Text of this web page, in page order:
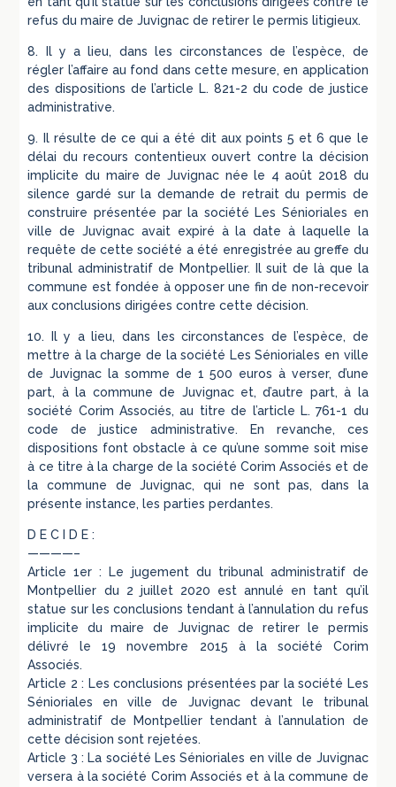
refus du maire de Juvignac de retirer le permis litigieux.
8. Il y a lieu, dans les circonstances de l’espèce, de
régler l’affaire au fond dans cette mesure, en application
des dispositions de l’article L. 821-2 du code de justice
administrative.
9. Il résulte de ce qui a été dit aux points 5 et 6 que le
délai du recours contentieux ouvert contre la décision
implicite du maire de Juvignac née le 4 août 2018 du
silence gardé sur la demande de retrait du permis de
construire présentée par la société Les Sénioriales en
ville de Juvignac avait expiré à la date à laquelle la
requête de cette société a été enregistrée au greffe du
tribunal administratif de Montpellier. Il suit de là que la
commune est fondée à opposer une fin de non-recevoir
aux conclusions dirigées contre cette décision.
10. Il y a lieu, dans les circonstances de l’espèce, de
mettre à la charge de la société Les Sénioriales en ville
de Juvignac la somme de 1 500 euros à verser, d’une
part, à la commune de Juvignac et, d’autre part, à la
société Corim Associés, au titre de l’article L. 761-1 du
code de justice administrative. En revanche, ces
dispositions font obstacle à ce qu’une somme soit mise
à ce titre à la charge de la société Corim Associés et de
la commune de Juvignac, qui ne sont pas, dans la
présente instance, les parties perdantes.
D E C I D E :
————–
Article 1er : Le jugement du tribunal administratif de
Montpellier du 2 juillet 2020 est annulé en tant qu’il
statue sur les conclusions tendant à l’annulation du refus
implicite du maire de Juvignac de retirer le permis
délivré le 19 novembre 2015 à la société Corim
Associés.
Article 2 : Les conclusions présentées par la société Les
Sénioriales en ville de Juvignac devant le tribunal
administratif de Montpellier tendant à l’annulation de
cette décision sont rejetées.
Article 3 : La société Les Sénioriales en ville de Juvignac
versera à la société Corim Associés et à la commune de